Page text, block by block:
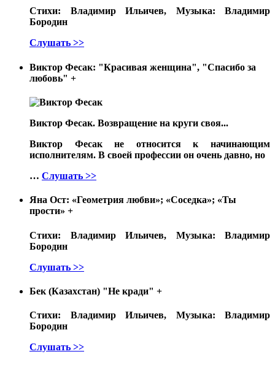
Стихи: Владимир Ильичев, Музыка: Владимир
Бородин
Слушать >>
Виктор Фесак: "Красивая женщина", "Спасибо за
любовь" +
Виктор Фесак. Возвращение на круги своя...
Виктор Фесак не относится к начинающим
исполнителям. В своей профессии он очень давно, но
… Слушать >>
Яна Ост: «Геометрия любви»; «Соседка»; «Ты
прости» +
Стихи: Владимир Ильичев, Музыка: Владимир
Бородин
Слушать >>
Бек (Казахстан) "Не кради" +
Стихи: Владимир Ильичев, Музыка: Владимир
Бородин
Слушать >>